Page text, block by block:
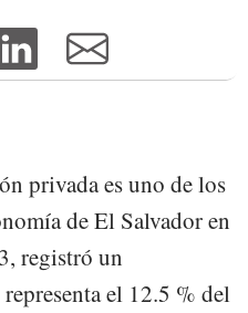
privada es uno de los
de El Salvador en
registró un
el 12.5 % del